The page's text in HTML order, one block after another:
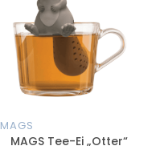
MAGS
MAGS Tee-Ei „Otter“